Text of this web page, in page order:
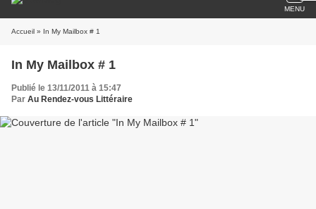
MENU
Accueil » In My Mailbox # 1
In My Mailbox # 1
Publié le 13/11/2011 à 15:47
Par Au Rendez-vous Littéraire